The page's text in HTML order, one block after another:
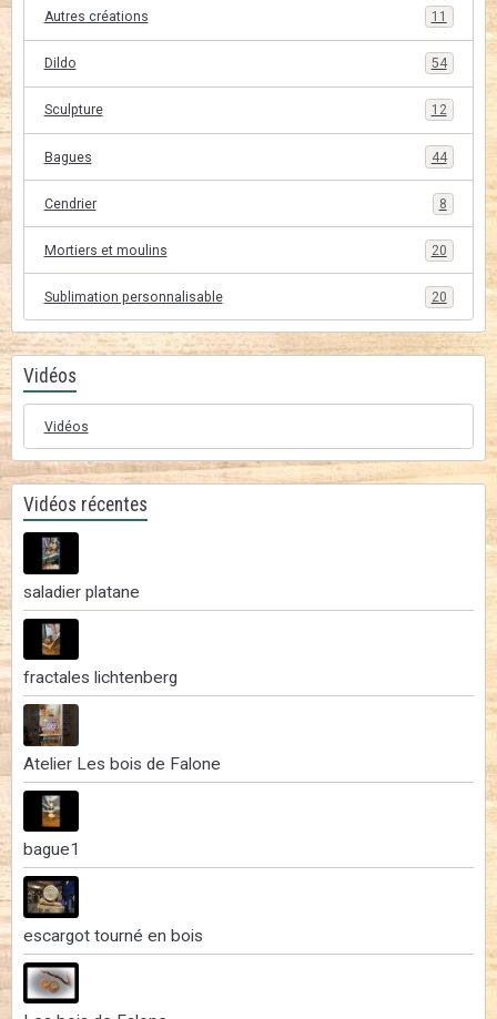
Autres créations 11
Dildo 54
Sculpture 12
Bagues 44
Cendrier 8
Mortiers et moulins 20
Sublimation personnalisable 20
Vidéos
Vidéos
Vidéos récentes
saladier platane
fractales lichtenberg
Atelier Les bois de Falone
bague1
escargot tourné en bois